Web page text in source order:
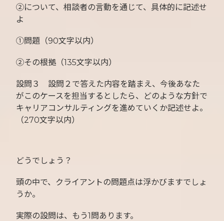
②について、相談者の言動を通じて、具体的に記述せ
よ
①問題（90文字以内）
②その根拠（135文字以内）
設問３ 設問２で答えた内容を踏まえ、今後あなた
がこのケースを担当するとしたら、どのような方針で
キャリアコンサルティングを進めていくか記述せよ。
（270文字以内）
どうでしょう？
頭の中で、クライアントの問題点は浮かびますでしょ
うか。
実際の設問は、もう1問あります。